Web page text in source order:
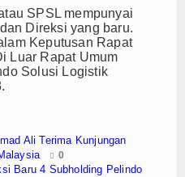
SPSL mempunyai
Direksi yang baru.
Keputusan Rapat
Luar Rapat Umum
Solusi Logistik
Ali Terima Kunjungan
0
Baru 4 Subholding Pelindo